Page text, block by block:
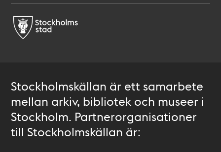
Stockholmskällan är ett samarbete
mellan arkiv, bibliotek och museer i
Stockholm. Partnerorganisationer
till Stockholmskällan är: